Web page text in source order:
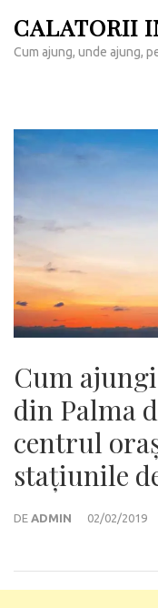
conținut
CALATORII
Cum ajung, unde ajung,
Cum
din Palma
centrul
stațiunile
DE ADMIN 02/02/2019